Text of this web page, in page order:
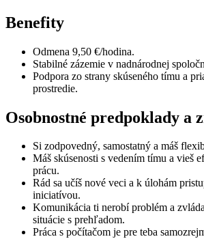
Benefity
Odmena 9,50 €/hodina.
Stabilné zázemie v nadnárodnej
Podpora zo strany skúseného tímu a
prostredie.
Osobnostné predpoklady a
Si zodpovedný, samostatný a máš
Máš skúsenosti s vedením tímu a vieš
prácu.
Rád sa učíš nové veci a k úlohám
iniciatívou.
Komunikácia ti nerobí problém a
situácie s prehľadom.
Práca s počítačom je pre teba